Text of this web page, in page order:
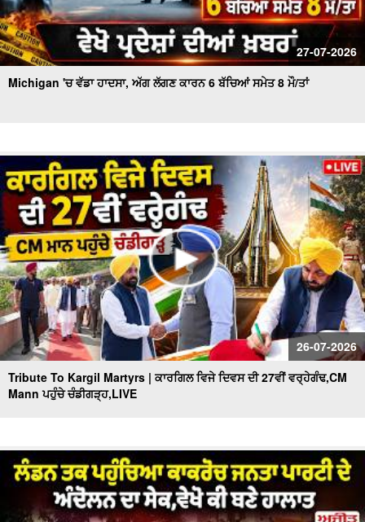
27-07-2026
Michigan 'ਚ ਵੱਡਾ ਹਾਦਸਾ, ਅੱਗ ਲੱਗਣ ਕਾਰਨ 6 ਬੱਚਿਆਂ ਸਮੇਤ 8 ਮੌ/ਤਾਂ
26-07-2026
Tribute To Kargil Martyrs | ਕਾਰਗਿਲ ਵਿਜੇ ਦਿਵਸ ਦੀ 27ਵੀਂ ਵਰ੍ਹੇਗੰਢ,CM
Mann ਪਹੁੰਚੇ ਚੰਡੀਗੜ੍ਹ,LIVE